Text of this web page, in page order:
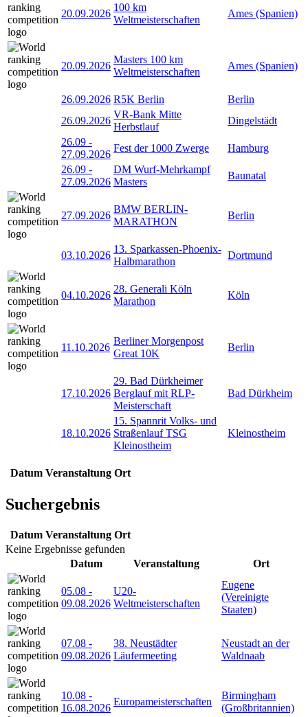
20.09.2026
100 km
Weltmeisterschaften
Ames (Spanien)
20.09.2026
Masters 100 km
Weltmeisterschaften
Ames (Spanien)
26.09.2026 R5K Berlin
Berlin
26.09.2026
VR-Bank Mitte
Herbstlauf
Dingelstädt
26.09 -
27.09.2026
Fest der 1000 Zwerge
Hamburg
26.09 -
27.09.2026
DM Wurf-Mehrkampf
Masters
Baunatal
27.09.2026
BMW BERLIN-
MARATHON
Berlin
03.10.2026
13. Sparkassen-Phoenix-
Halbmarathon
Dortmund
04.10.2026
28. Generali Köln
Marathon
Köln
11.10.2026
Berliner Morgenpost
Great 10K
Berlin
17.10.2026
29. Bad Dürkheimer
Berglauf mit RLP-
Meisterschaft
Bad Dürkheim
18.10.2026
15. Spannrit Volks- und
Straßenlauf TSG
Kleinostheim
Kleinostheim
Datum Veranstaltung Ort
Suchergebnis
Datum Veranstaltung Ort
Keine Ergebnisse gefunden
Datum
Veranstaltung Ort
05.08 -
09.08.2026
U20-
Weltmeisterschaften
Eugene
(Vereinigte
Staaten)
07.08 -
09.08.2026
38. Neustädter
Läufermeeting
Neustadt an der
Waldnaab
10.08 -
16.08.2026
Europameisterschaften
Birmingham
(Großbritannien)